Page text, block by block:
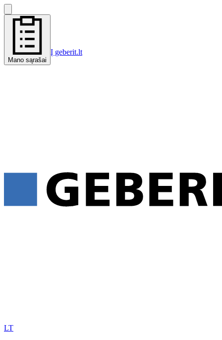
Mano sąrašai
Į geberit.lt
LT